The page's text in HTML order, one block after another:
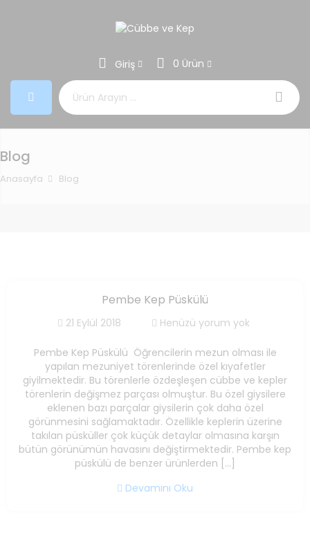
Giriş
0 Ürün
Blog
Anasayfa Blog
Pembe Kep Püskülü
21 Eylül 2018 Henüzü yorum yok
Pembe Kep Püskülü Öğrencilerin mezun olması ile
yapılan mezuniyet törenlerinde özel kıyafetler
giyilmektedir. Bu törenlerle özdeşleşen cübbe ve kepler
törenlerin değişmez parçası olmuştur. Bu özel giysilere
eklenen bazı parçalar giysilerin çok daha özel
görünmesini sağlamaktadır. Özellikle keplerin üzerine
takılan püsküller çok küçük detaylar olmasına karşın
bütün görünümün havasını değiştirmektedir. Pembe kep
püskülü de benzer ürünlerden […]
Devamını Oku